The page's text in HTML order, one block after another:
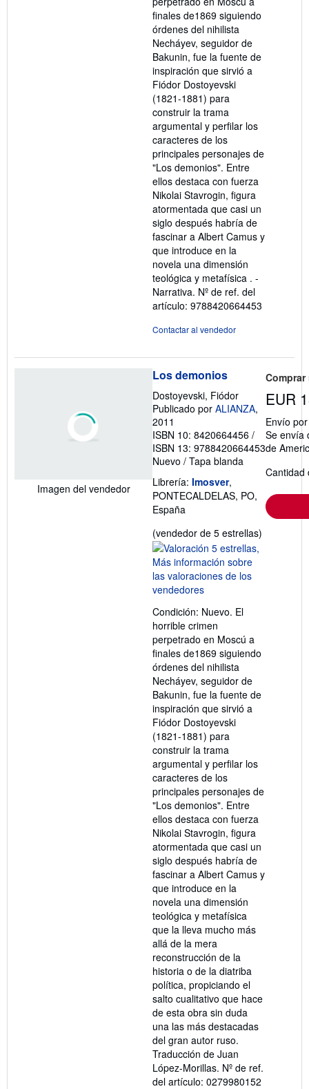
finales de1869 siguiendo
órdenes del nihilista
Necháyev, seguidor de
Bakunin, fue la fuente de
inspiración que sirvió a
Fiódor Dostoyevski
(1821-1881) para
construir la trama
argumental y perfilar los
caracteres de los
principales personajes de
"Los demonios". Entre
ellos destaca con fuerza
Nikolai Stavrogin, figura
atormentada que casi un
siglo después habría de
fascinar a Albert Camus y
que introduce en la
novela una dimensión
teológica y metafísica . -
Narrativa. Nº de ref. del
artículo: 9788420664453
Contactar al vendedor
Imagen del vendedor
Los demonios
Dostoyevski, Fiódor
Publicado por ALIANZA,
2011
ISBN 10: 8420664456 /
ISBN 13: 9788420664453
Nuevo / Tapa blanda
Librería: Imosver,
PONTECALDELAS, PO,
España
(vendedor de 5 estrellas)
Condición: Nuevo. El
horrible crimen
perpetrado en Moscú a
finales de1869 siguiendo
órdenes del nihilista
Necháyev, seguidor de
Bakunin, fue la fuente de
inspiración que sirvió a
Fiódor Dostoyevski
(1821-1881) para
construir la trama
argumental y perfilar los
caracteres de los
principales personajes de
"Los demonios". Entre
ellos destaca con fuerza
Nikolai Stavrogin, figura
atormentada que casi un
siglo después habría de
fascinar a Albert Camus y
que introduce en la
novela una dimensión
teológica y metafísica
que la lleva mucho más
allá de la mera
reconstrucción de la
historia o de la diatriba
política, propiciando el
salto cualitativo que hace
de esta obra sin duda
una las más destacadas
del gran autor ruso.
Traducción de Juan
López-Morillas. Nº de ref.
del artículo: 0279980152
EUR
Envío
Se envía
de
Cantidad